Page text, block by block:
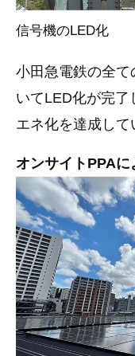
信号機のLED化
小田急電鉄の全
いてLED化が完
エネ化を達成して
オンサイトPPA